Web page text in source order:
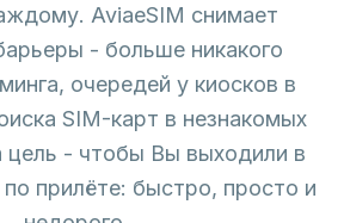
AviaeSIM снимает
- больше никакого
очередей у киосков в
SIM-карт в незнакомых
цель - чтобы Вы выходили в
по прилёте: быстро, просто и